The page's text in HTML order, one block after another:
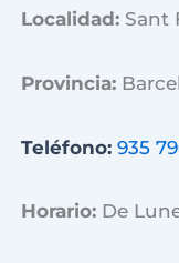
Localidad: Sant
Provincia:
Teléfono: 935
Horario: De